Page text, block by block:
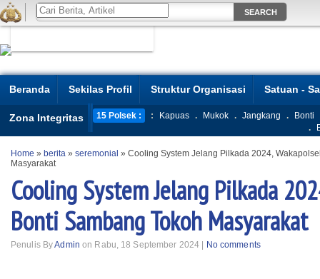
Beranda Sekilas Profil Struktur Organisasi Satuan -
Zona Integritas 15 Polsek : : Kapuas . Mukok . Jangkang .
Bonti
.
Home » berita » seremonial » Cooling System Jelang Pilkada 2024,
Masyarakat
Cooling System Jelang Pilkada
Bonti Sambang Tokoh Masyarakat
Penulis ByAdmin on Rabu, 18 September 2024 | No comments